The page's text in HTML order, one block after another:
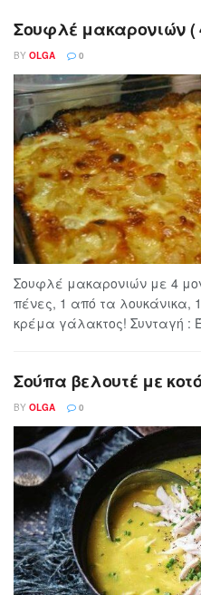
Σουφλέ μακαρονιών (
BY OLGA 0
Σουφλέ μακαρονιών με 4
πένες, 1 από τα λουκάνικα,
κρέμα γάλακτος! Συνταγή :
Σούπα βελουτέ με
BY OLGA 0